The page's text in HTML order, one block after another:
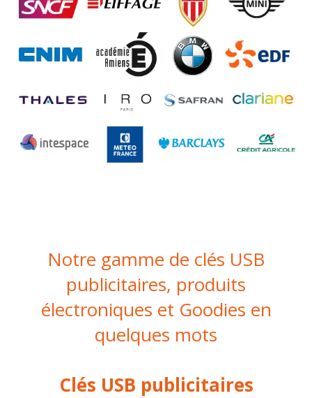
Notre gamme de clés USB
publicitaires, produits
électroniques et Goodies en
quelques mots
Clés USB publicitaires